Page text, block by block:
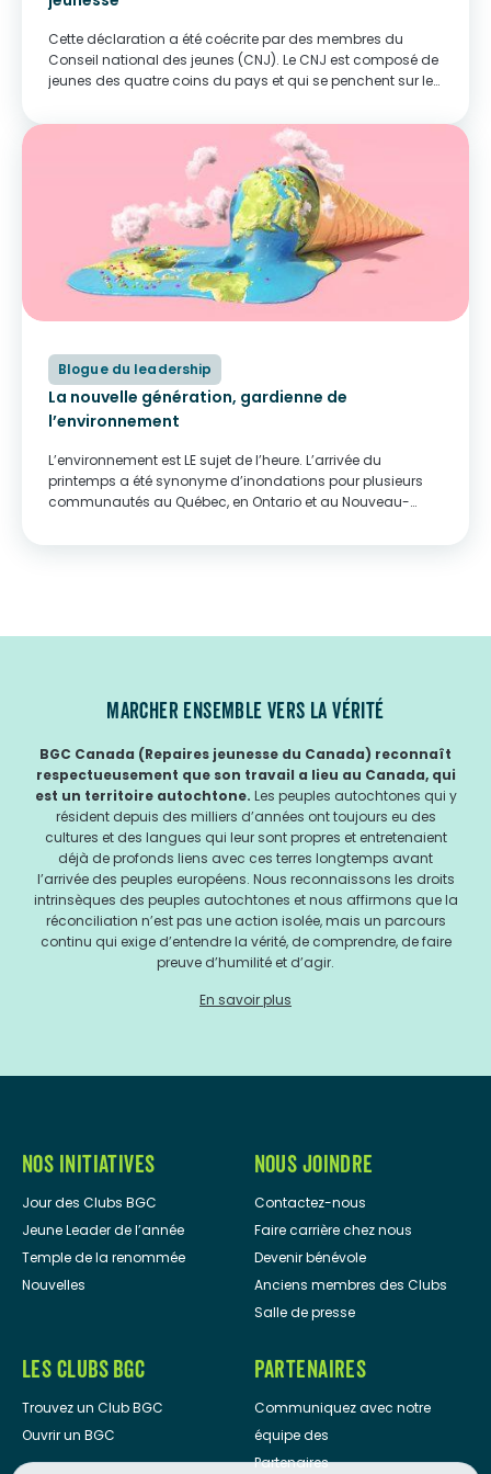
Cette déclaration a été coécrite par des membres du
Conseil national des jeunes (CNJ). Le CNJ est composé de
jeunes des quatre coins du pays et qui se penchent sur les
Blogue du leadership
La nouvelle génération, gardienne de
l’environnement
L’environnement est LE sujet de l’heure. L’arrivée du
printemps a été synonyme d’inondations pour plusieurs
communautés au Québec, en Ontario et au Nouveau-
MARCHER ENSEMBLE VERS LA VÉRITÉ
BGC Canada (Repaires jeunesse du Canada) reconnaît
respectueusement que son travail a lieu au Canada, qui
est un territoire autochtone. Les peuples autochtones qui y
résident depuis des milliers d’années ont toujours eu des
cultures et des langues qui leur sont propres et entretenaient
déjà de profonds liens avec ces terres longtemps avant
l’arrivée des peuples européens. Nous reconnaissons les droits
intrinsèques des peuples autochtones et nous affirmons que la
réconciliation n’est pas une action isolée, mais un parcours
continu qui exige d’entendre la vérité, de comprendre, de faire
preuve d’humilité et d’agir.
En savoir plus
NOS INITIATIVES
Jour des Clubs BGC
Jeune Leader de l’année
Temple de la renommée
Nouvelles
NOUS JOINDRE
Contactez-nous
Faire carrière chez nous
Devenir bénévole
Anciens membres des Clubs
Salle de presse
LES CLUBS BGC
Trouvez un Club BGC
Ouvrir un BGC
PARTENAIRES
Communiquez avec notre
équipe des
Partenaires